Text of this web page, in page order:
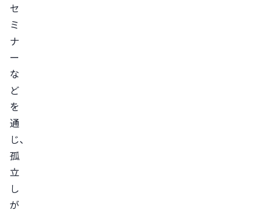
セ
ミ
ナ
ー
な
ど
を
通
じ、
孤
立
し
が